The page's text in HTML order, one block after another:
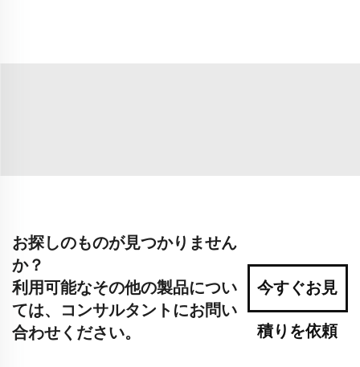
お探しのものが見つかりません
か？
利用可能なその他の製品につい
ては、コンサルタントにお問い
合わせください。
今すぐお見
積りを依頼